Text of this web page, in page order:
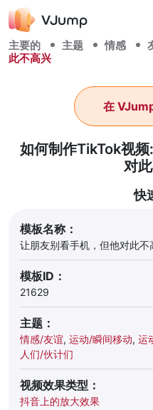
主要的 主题 情感
此不高兴
如何制作TikTok视
对
在
快
模板名称：
让朋友别看手机，但他对此不
模板ID：
21629
主题：
情感/友谊, 运动/瞬间移动, 运
人们/伙计们
视频效果类型：
抖音上的放大效果